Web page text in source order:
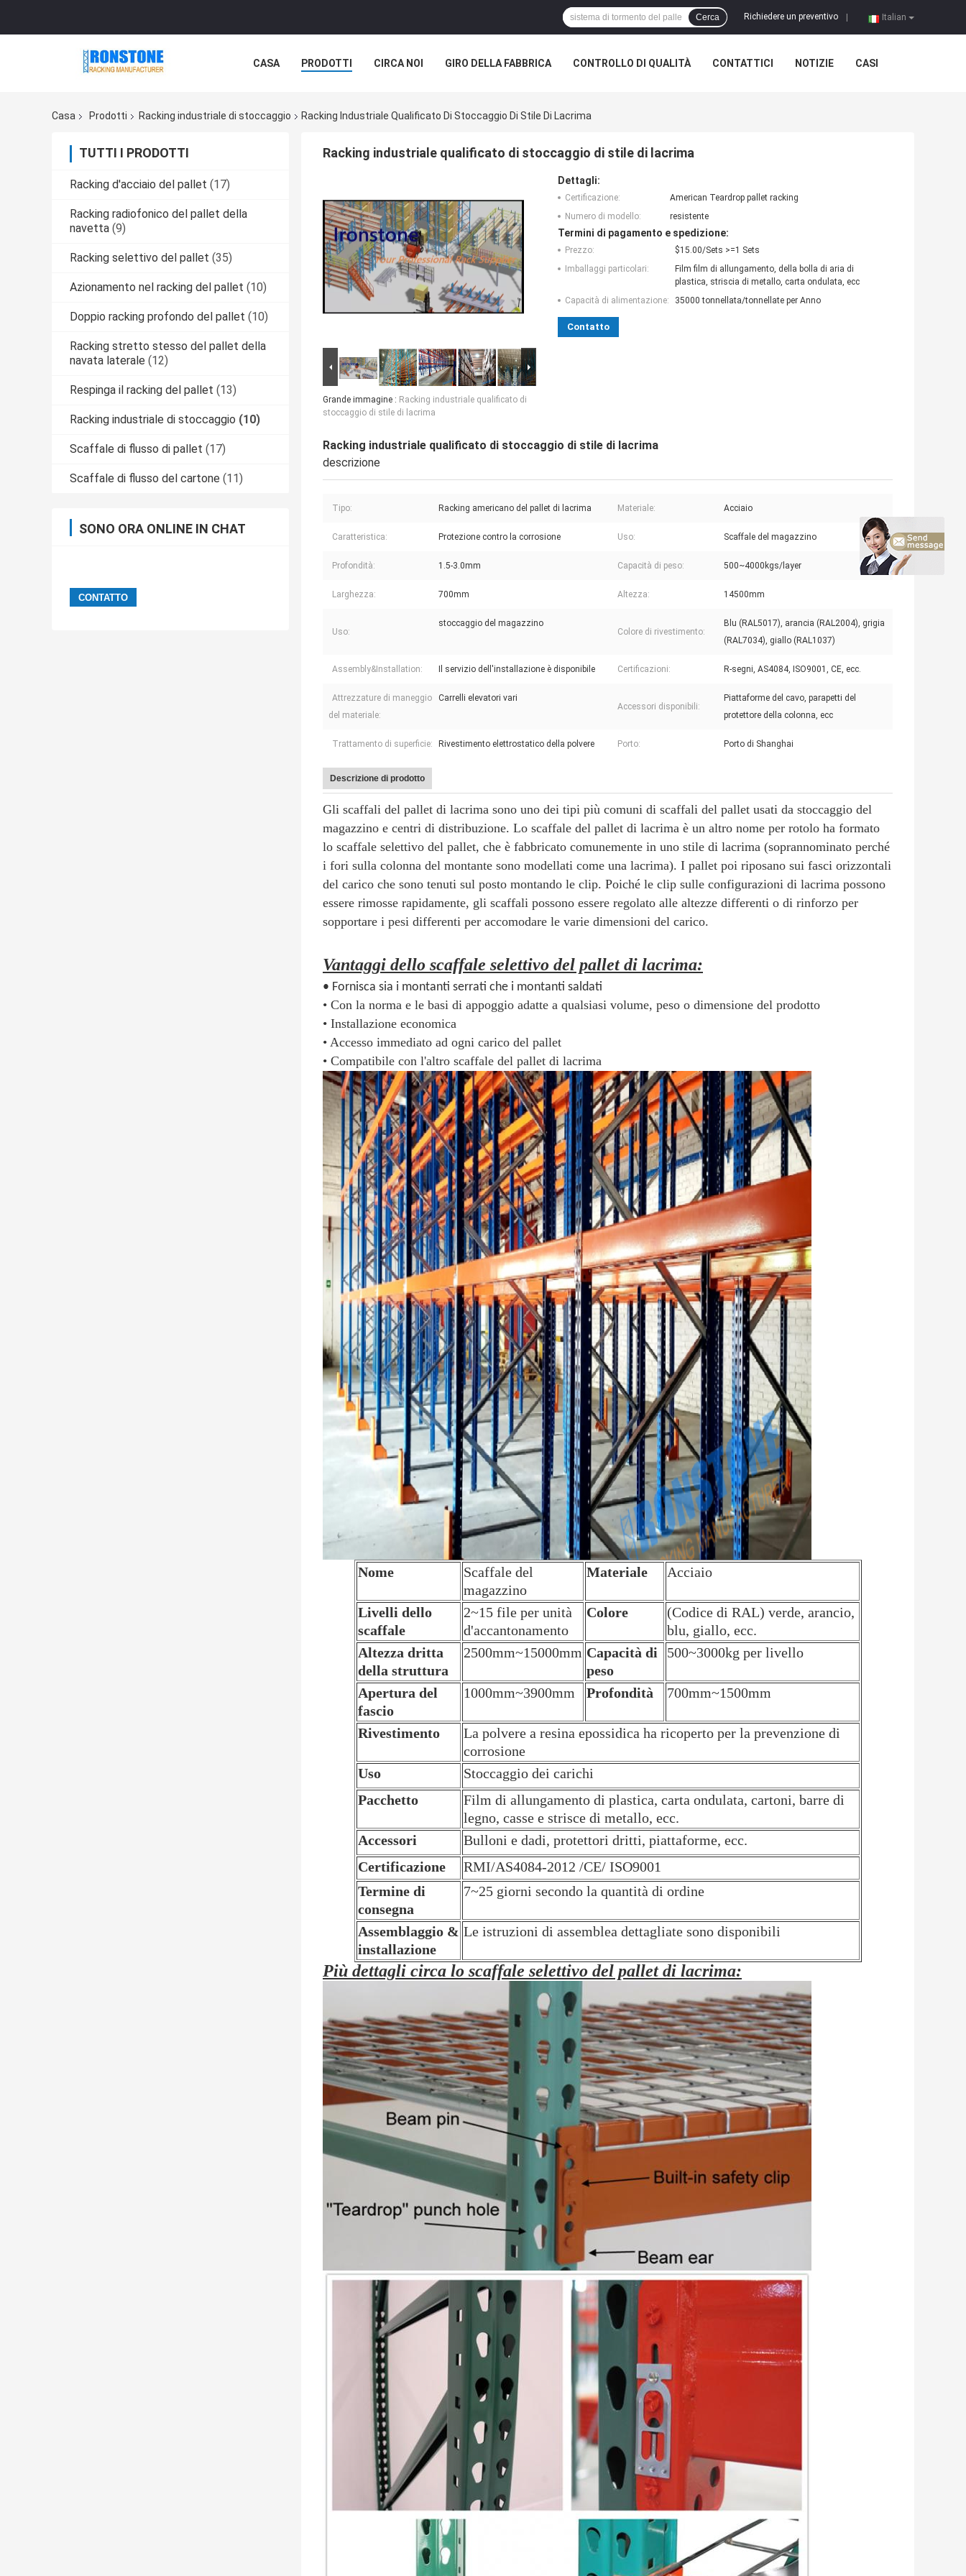
Italian
Richiedere un preventivo
Cerca
CASA PRODOTTI CIRCA NOI GIRO DELLA FABBRICA CONTROLLO DI QUALITÀ CONTATTICI NOTIZIE CASI
Casa Prodotti Racking industriale di stoccaggio Racking Industriale Qualificato Di Stoccaggio Di Stile Di Lacrima
TUTTI I PRODOTTI
Racking d'acciaio del pallet (17)
Racking radiofonico del pallet della
navetta (9)
Racking selettivo del pallet (35)
Azionamento nel racking del pallet (10)
Doppio racking profondo del pallet (10)
Racking stretto stesso del pallet della
navata laterale (12)
Respinga il racking del pallet (13)
Racking industriale di stoccaggio (10)
Scaffale di flusso di pallet (17)
Scaffale di flusso del cartone (11)
SONO ORA ONLINE IN CHAT
Racking industriale qualificato di stoccaggio di stile di lacrima
Grande immagine : Racking industriale qualificato di
stoccaggio di stile di lacrima
Dettagli:
Certificazione:
American Teardrop pallet racking
Numero di modello:
resistente
Termini di pagamento e spedizione:
Prezzo:
$15.00/Sets >=1 Sets
Imballaggi particolari:
Film film di allungamento, della bolla di aria di
plastica, striscia di metallo, carta ondulata, ecc
Capacità di alimentazione:
35000 tonnellata/tonnellate per Anno
Contatto
Racking industriale qualificato di stoccaggio di stile di lacrima
descrizione
Tipo: Racking americano del pallet di lacrima Materiale: Acciaio
Caratteristica: Protezione contro la corrosione Uso: Scaffale del magazzino
Profondità: 1.5-3.0mm Capacità di peso: 500~4000kgs/layer
Larghezza: 700mm Altezza: 14500mm
Uso:
stoccaggio del magazzino
Colore di rivestimento:
Blu (RAL5017), arancia (RAL2004), grigia
(RAL7034), giallo (RAL1037)
Assembly&Installation: Il servizio dell'installazione è disponibile Certificazioni: R-segni, AS4084, ISO9001, CE, ecc.
Attrezzature di maneggio
del materiale:
Carrelli elevatori vari
Accessori disponibili:
Piattaforme del cavo, parapetti del
protettore della colonna, ecc
Trattamento di superficie: Rivestimento elettrostatico della polvere Porto: Porto di Shanghai
Descrizione di prodotto
Gli scaffali del pallet di lacrima sono uno dei tipi più comuni di scaffali del pallet usati da stoccaggio del
magazzino e centri di distribuzione. Lo scaffale del pallet di lacrima è un altro nome per rotolo ha formato
lo scaffale selettivo del pallet, che è fabbricato comunemente in uno stile di lacrima (soprannominato perché
i fori sulla colonna del montante sono modellati come una lacrima). I pallet poi riposano sui fasci orizzontali
del carico che sono tenuti sul posto montando le clip. Poiché le clip sulle configurazioni di lacrima possono
essere rimosse rapidamente, gli scaffali possono essere regolato alle altezze differenti o di rinforzo per
sopportare i pesi differenti per accomodare le varie dimensioni del carico.
Vantaggi dello scaffale selettivo del pallet di lacrima:
• Fornisca sia i montanti serrati che i montanti saldati
• Con la norma e le basi di appoggio adatte a qualsiasi volume, peso o dimensione del prodotto
• Installazione economica
• Accesso immediato ad ogni carico del pallet
• Compatibile con l'altro scaffale del pallet di lacrima
Nome
Scaffale del
magazzino
Materiale Acciaio
Livelli dello
scaffale
2~15 file per unità
d'accantonamento
Colore
(Codice di RAL) verde, arancio,
blu, giallo, ecc.
Altezza dritta
della struttura
2500mm~15000mm Capacità di
peso
500~3000kg per livello
Apertura del
fascio
1000mm~3900mm Profondità 700mm~1500mm
Rivestimento
La polvere a resina epossidica ha ricoperto per la prevenzione di
corrosione
Uso
Stoccaggio dei carichi
Pacchetto
Film di allungamento di plastica, carta ondulata, cartoni, barre di
legno, casse e strisce di metallo, ecc.
Accessori
Bulloni e dadi, protettori dritti, piattaforme, ecc.
Certificazione
RMI/AS4084-2012 /CE/ ISO9001
Termine di
consegna
7~25 giorni secondo la quantità di ordine
Assemblaggio &
installazione
Le istruzioni di assemblea dettagliate sono disponibili
Più dettagli circa lo scaffale selettivo del pallet di lacrima: